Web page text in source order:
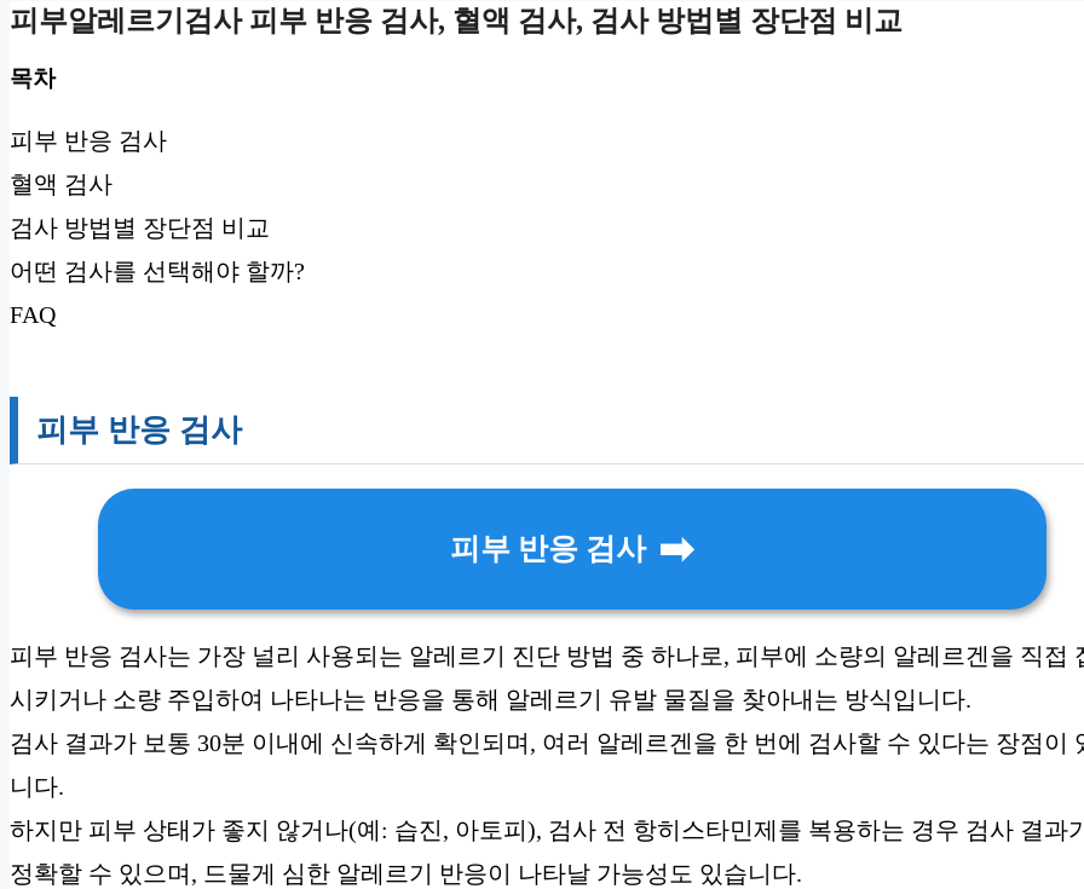
피부알레르기검사 피부 반응 검사, 혈액 검사, 검사 방법별 장단점 비교
목차
피부 반응 검사
혈액 검사
검사 방법별 장단점 비교
어떤 검사를 선택해야 할까?
FAQ
피부 반응 검사
피부 반응 검사
피부 반응 검사는 가장 널리 사용되는 알레르기 진단 방법 중 하나로, 피부에 소량의 알레르겐을 직접
시키거나 소량 주입하여 나타나는 반응을 통해 알레르기 유발 물질을 찾아내는 방식입니다.
검사 결과가 보통 30분 이내에 신속하게 확인되며, 여러 알레르겐을 한 번에 검사할 수 있다는 장점이
니다.
하지만 피부 상태가 좋지 않거나(예: 습진, 아토피), 검사 전 항히스타민제를 복용하는 경우 검사 결과
정확할 수 있으며, 드물게 심한 알레르기 반응이 나타날 가능성도 있습니다.